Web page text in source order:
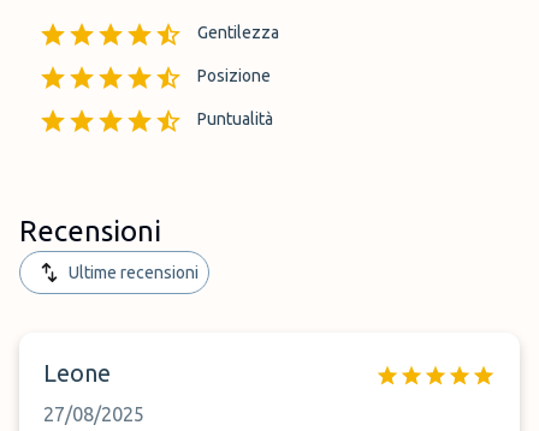
Gentilezza
Posizione
Puntualità
Recensioni
Ultime recensioni
Leone
27/08/2025